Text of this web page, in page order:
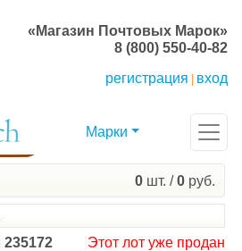
«Магазин Почтовых Марок»
8 (800) 550-40-82
регистрация
вход
Марки
0 шт. /0 руб.
Этот лот уже продан